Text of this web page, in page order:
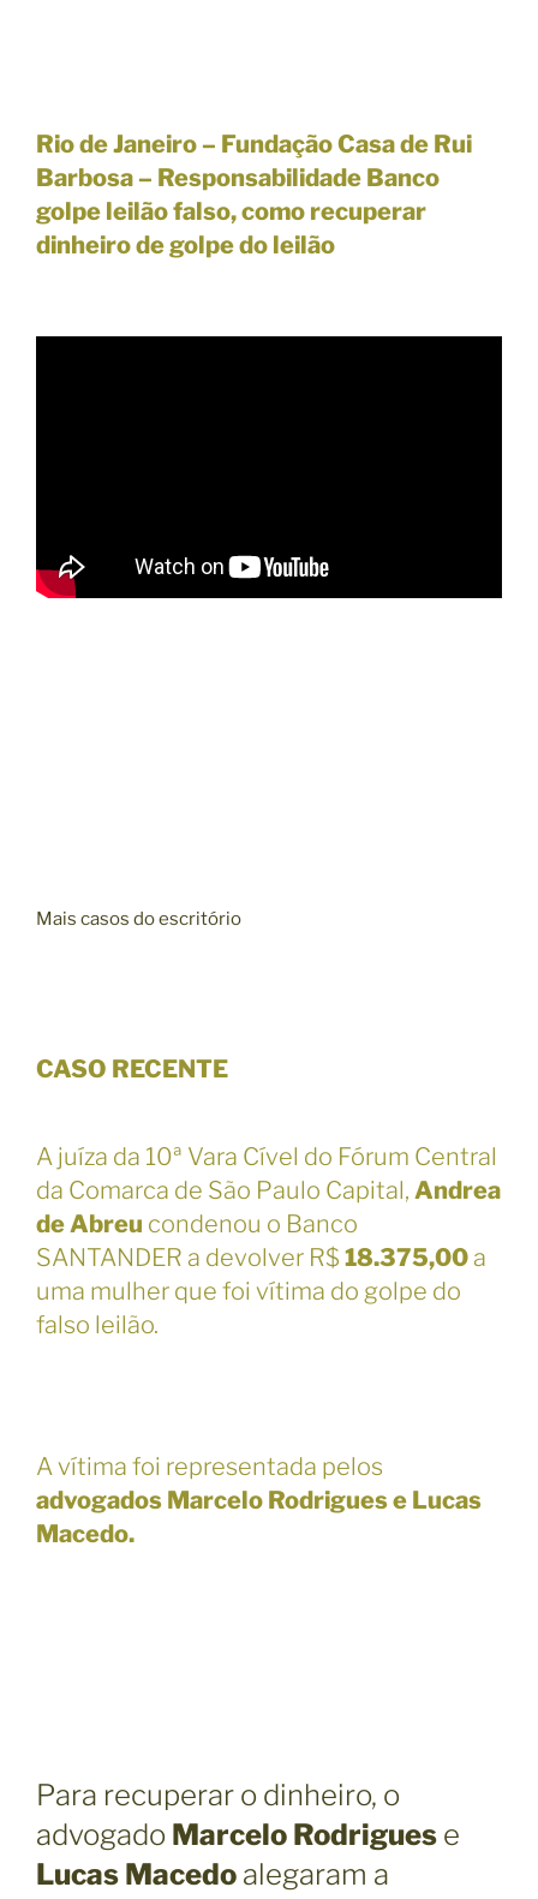
Rio de Janeiro – Fundação Casa de Rui
Barbosa – Responsabilidade Banco
golpe leilão falso, como recuperar
dinheiro de golpe do leilão
Mais casos do escritório
CASO RECENTE
A juíza da 10ª Vara Cível do Fórum Central
da Comarca de São Paulo Capital, Andrea
de Abreu condenou o Banco
SANTANDER a devolver R$ 18.375,00 a
uma mulher que foi vítima do golpe do
falso leilão.
A vítima foi representada pelos
advogados Marcelo Rodrigues e Lucas
Macedo.
Para recuperar o dinheiro, o
advogado Marcelo Rodrigues e
Lucas Macedo alegaram a